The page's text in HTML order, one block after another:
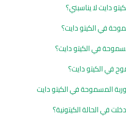
دايت لا يناسبني؟
في الكيتو دايت؟
في الكيتو دايت؟
في الكيتو دايت؟
المسموحة في الكيتو دايت
في الحالة الكيتونية؟